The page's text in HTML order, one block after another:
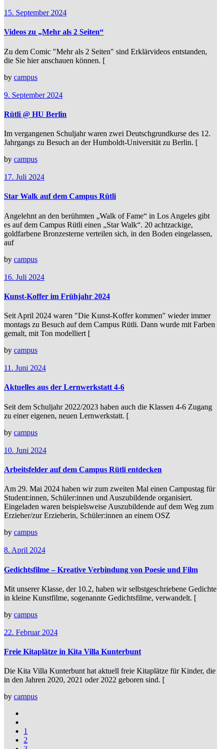
15. September 2024
Videos zu „Mehr als 2 Seiten“
Zu dem Comic "Mehr als 2 Seiten" sind Erklärvideos entstanden,
die Sie hier anschauen können. [
by campus
9. September 2024
Rütli @ HU Berlin
Im vergangenen Schuljahr waren zwei Deutschgrundkurse des 12.
Jahrgangs zu Besuch an der Humboldt-Universität zu Berlin. [
by campus
17. Juli 2024
Star Walk auf dem Campus Rütli
Angelehnt an den berühmten „Walk of Fame“ in Los Angeles gibt
es auf dem Campus Rütli einen „Star Walk“. 20 achtzackige,
goldfarbene Bronzesterne verteilen sich, in den Boden eingelassen,
auf
by campus
16. Juli 2024
Kunst-Koffer im Frühjahr 2024
Seit April 2024 waren "Die Kunst-Koffer kommen" wieder immer
montags zu Besuch auf dem Campus Rütli. Dann wurde mit Farben
gemalt, mit Ton modelliert [
by campus
11. Juni 2024
Aktuelles aus der Lernwerkstatt 4-6
Seit dem Schuljahr 2022/2023 haben auch die Klassen 4-6 Zugang
zu einer eigenen, neuen Lernwerkstatt. [
by campus
10. Juni 2024
Arbeitsfelder auf dem Campus Rütli entdecken
Am 29. Mai 2024 haben wir zum zweiten Mal einen Campustag für
Student:innen, Schüler:innen und Auszubildende organisiert.
Eingeladen waren beispielsweise Auszubildende auf dem Weg zum
Erzieher/zur Erzieherin, Schüler:innen an einem OSZ
by campus
8. April 2024
Gedichtsfilme – Kreative Verbindung von Poesie und Film
Mit unserer Klasse, der 10.2, haben wir selbstgeschriebene Gedichte
in kleine Kunstfilme, sogenannte Gedichtsfilme, verwandelt. [
by campus
22. Februar 2024
Freie Kitaplätze in Kita Villa Kunterbunt
Die Kita Villa Kunterbunt hat aktuell freie Kitaplätze für Kinder, die
in den Jahren 2020, 2021 oder 2022 geboren sind. [
by campus
1
2